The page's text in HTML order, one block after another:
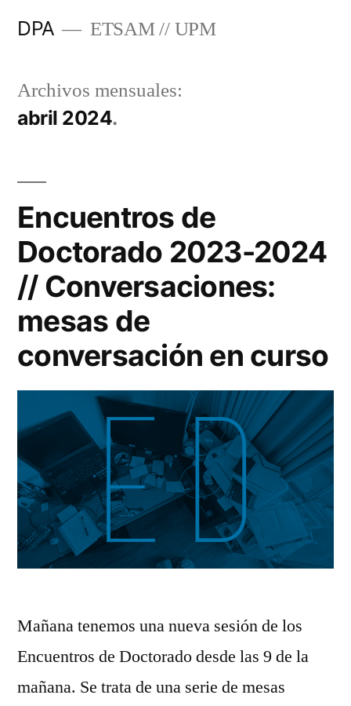
DPA ETSAM // UPM
Archivos mensuales:
abril 2024
Encuentros de
Doctorado 2023-2024
// Conversaciones:
mesas de
conversación en curso
Mañana tenemos una nueva sesión de los
Encuentros de Doctorado desde las 9 de la
mañana. Se trata de una serie de mesas